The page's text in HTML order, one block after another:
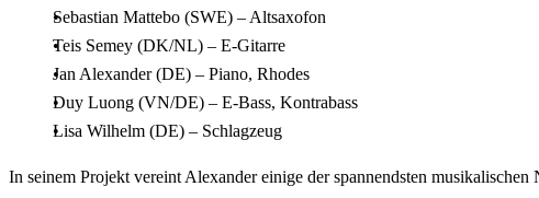
Sebastian Mattebo (SWE) – Altsaxofon
Teis Semey (DK/NL) – E-Gitarre
Jan Alexander (DE) – Piano, Rhodes
Duy Luong (VN/DE) – E-Bass, Kontrabass
Lisa Wilhelm (DE) – Schlagzeug
In seinem Projekt vereint Alexander einige der spannendsten